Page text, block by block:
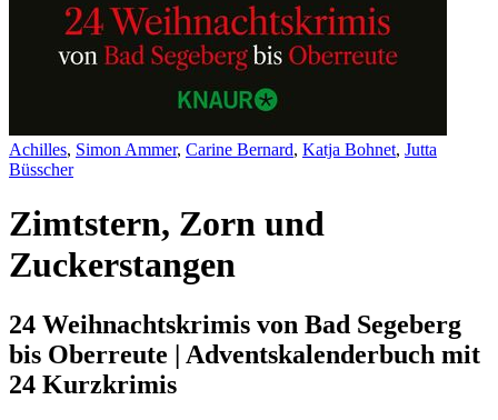
Achilles, Simon Ammer, Carine Bernard, Katja Bohnet, Jutta
Büsscher
Zimtstern, Zorn und
Zuckerstangen
24 Weihnachtskrimis von Bad Segeberg
bis Oberreute | Adventskalenderbuch mit
24 Kurzkrimis